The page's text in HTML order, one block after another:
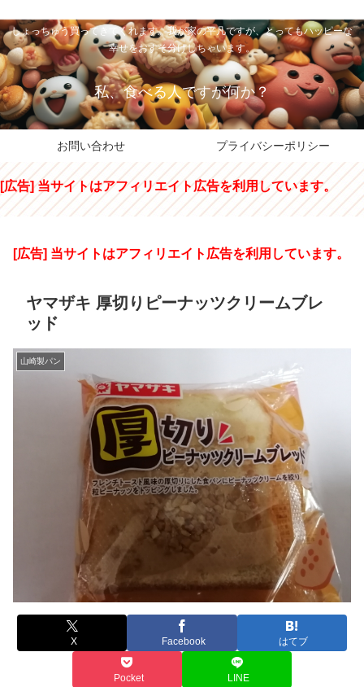
しょっちゅう買ってきてくれます。我が家の平凡ですが、とってもハッピーな
幸せをおすそ分けしちゃいます。
私、食べる人ですが何か？
お問い合わせ プライバシーポリシー
[広告] 当サイトはアフィリエイト広告を利用しています。
[広告] 当サイトはアフィリエイト広告を利用しています。
ヤマザキ 厚切りピーナッツクリームブレ
ッド
山崎製パン
X Facebook はてブ
Pocket LINE